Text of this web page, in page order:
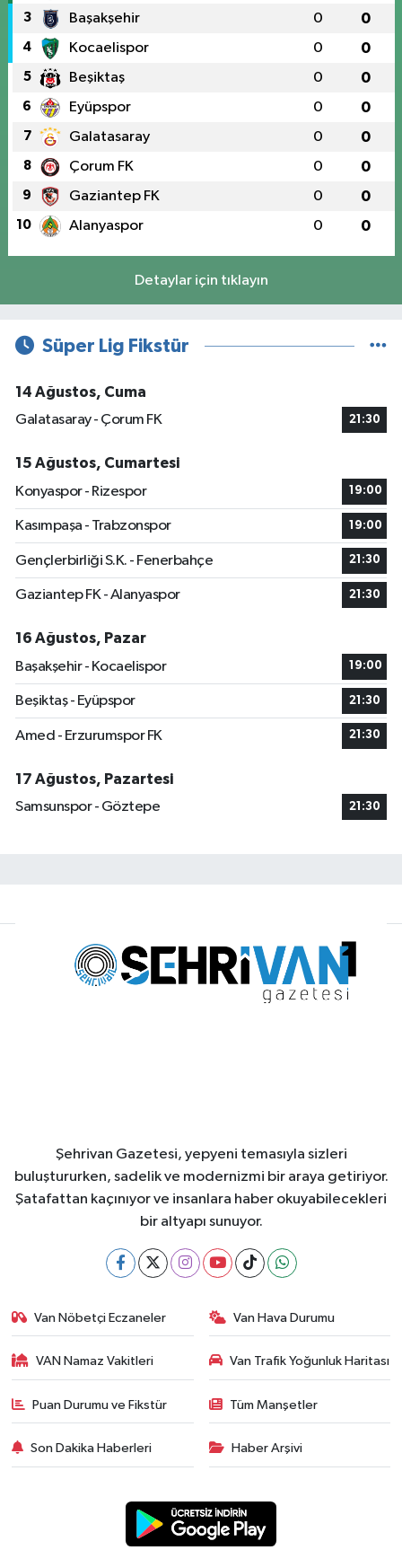
3 Başakşehir 0 0
4 Kocaelispor 0 0
5 Beşiktaş 0 0
6 Eyüpspor 0 0
7 Galatasaray 0 0
8 Çorum FK 0 0
9 Gaziantep FK 0 0
10 Alanyaspor 0 0
Detaylar için tıklayın
Süper Lig Fikstür
14 Ağustos, Cuma
Galatasaray - Çorum FK
21:30
15 Ağustos, Cumartesi
Konyaspor - Rizespor
19:00
Kasımpaşa - Trabzonspor 19:00
Gençlerbirliği S.K. - Fenerbahçe 21:30
Gaziantep FK - Alanyaspor 21:30
16 Ağustos, Pazar
Başakşehir - Kocaelispor
19:00
Beşiktaş - Eyüpspor 21:30
Amed - Erzurumspor FK 21:30
17 Ağustos, Pazartesi
Samsunspor - Göztepe
21:30
Şehrivan Gazetesi, yepyeni temasıyla sizleri
buluştururken, sadelik ve modernizmi bir araya getiriyor.
Şatafattan kaçınıyor ve insanlara haber okuyabilecekleri
bir altyapı sunuyor.
Van Nöbetçi Eczaneler Van Hava Durumu
VAN Namaz Vakitleri Van Trafik Yoğunluk Haritası
Puan Durumu ve Fikstür Tüm Manşetler
Son Dakika Haberleri Haber Arşivi